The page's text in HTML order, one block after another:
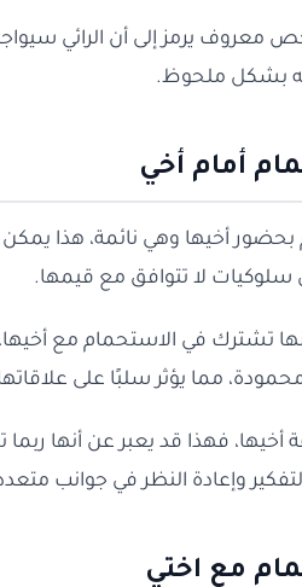
يرمز إلى أن الرائي سيواجه
بشكل ملحوظ.
أمام أخي
أخيها وهي نائمة، هذا يمكن
سلوكيات لا تتوافق مع قيمها.
أنها تشترك في الاستحمام مع
مما يؤثر سلبًا على
أخيها، فهذا قد يعبر عن أنها
وإعادة النظر في جوانب
مع اختي